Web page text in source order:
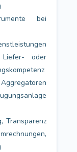
bei
Liefer- oder
Transparenz